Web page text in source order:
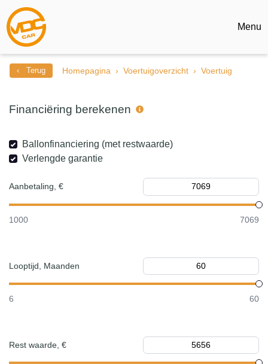
Menu
‹ Terug Homepagina Voertuigoverzicht Voertuig
Financiëring berekenen
Ballonfinanciering (met restwaarde)
Verlengde garantie
Aanbetaling, €
1000 7069
Looptijd, Maanden
6 60
Rest waarde, €